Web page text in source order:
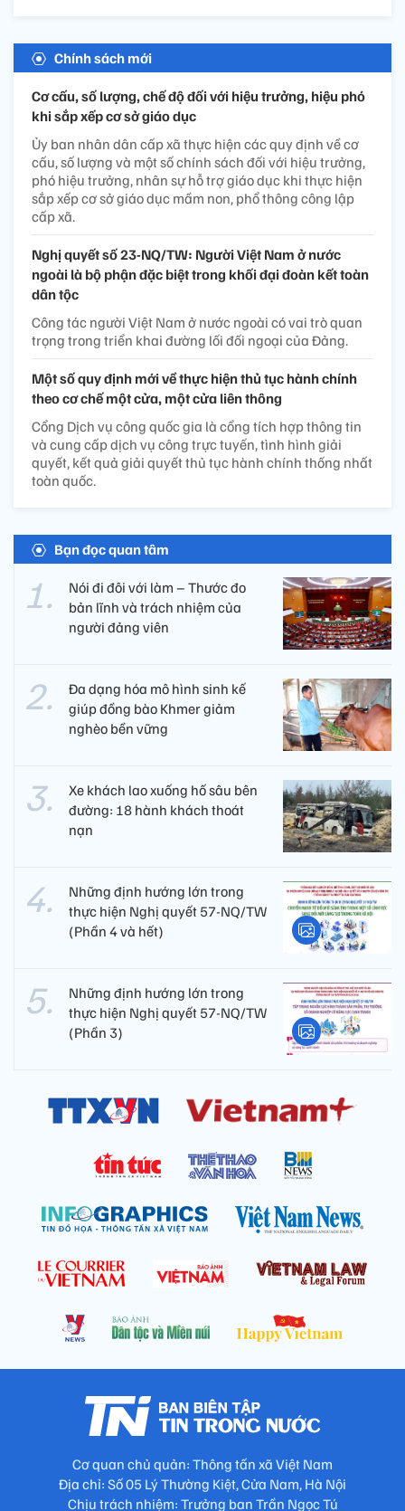
Chính sách mới
Cơ cấu, số lượng, chế độ đối với hiệu trưởng, hiệu phó
khi sắp xếp cơ sở giáo dục
Ủy ban nhân dân cấp xã thực hiện các quy định về cơ
cấu, số lượng và một số chính sách đối với hiệu trưởng,
phó hiệu trưởng, nhân sự hỗ trợ giáo dục khi thực hiện
sắp xếp cơ sở giáo dục mầm non, phổ thông công lập
cấp xã.
Nghị quyết số 23-NQ/TW: Người Việt Nam ở nước
ngoài là bộ phận đặc biệt trong khối đại đoàn kết toàn
dân tộc
Công tác người Việt Nam ở nước ngoài có vai trò quan
trọng trong triển khai đường lối đối ngoại của Đảng.
Một số quy định mới về thực hiện thủ tục hành chính
theo cơ chế một cửa, một cửa liên thông
Cổng Dịch vụ công quốc gia là cổng tích hợp thông tin
và cung cấp dịch vụ công trực tuyến, tình hình giải
quyết, kết quả giải quyết thủ tục hành chính thống nhất
toàn quốc.
Bạn đọc quan tâm
Nói đi đôi với làm – Thước đo
bản lĩnh và trách nhiệm của
người đảng viên​
Đa dạng hóa mô hình sinh kế
giúp đồng bào Khmer giảm
nghèo bền vững
Xe khách lao xuống hố sâu bên
đường: 18 hành khách thoát
nạn
Những định hướng lớn trong
thực hiện Nghị quyết 57-NQ/TW
(Phần 4 và hết)
Những định hướng lớn trong
thực hiện Nghị quyết 57-NQ/TW
(Phần 3)
Cơ quan chủ quản: Thông tấn xã Việt Nam
Địa chỉ: Số 05 Lý Thường Kiệt, Cửa Nam, Hà Nội
Chịu trách nhiệm: Trưởng ban Trần Ngọc Tú